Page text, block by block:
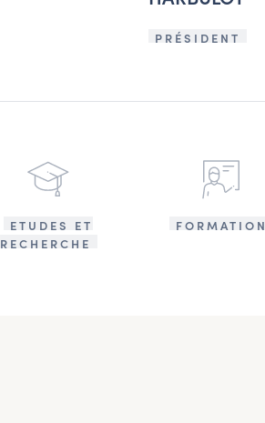
PRÉSIDENT
ETUDES ET
RECHERCHE
FORMATION